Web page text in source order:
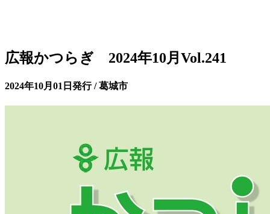
広報かつらぎ 2024年10月Vol.241
2024年10月01日発行 / 葛城市